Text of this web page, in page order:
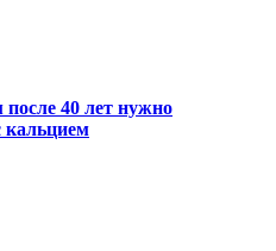
40 лет нужно
кальцием